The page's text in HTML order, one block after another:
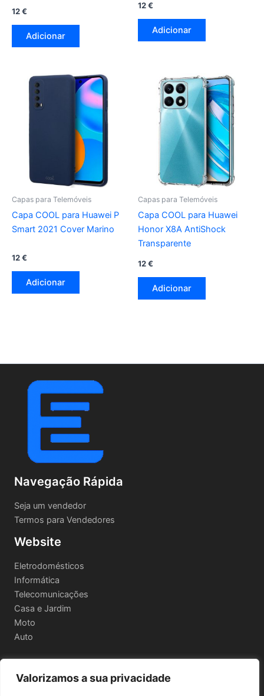
Valorizamos a sua privacidade
12€
Adicionar
12€
Adicionar
Capas para Telemóveis
Capa COOL para Huawei P
Smart 2021 Cover Marino
12€
Adicionar
Capas para Telemóveis
Capa COOL para Huawei
Honor X8A AntiShock
Transparente
12€
Adicionar
Navegação Rápida
Seja um vendedor
Termos para Vendedores
Website
Eletrodomésticos
Informática
Telecomunicações
Casa e Jardim
Moto
Auto
Informações Legais